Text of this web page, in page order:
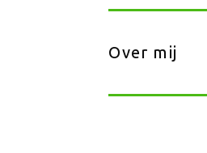
Over mij